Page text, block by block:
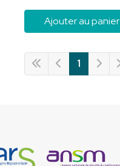
Ajouter au panier
1